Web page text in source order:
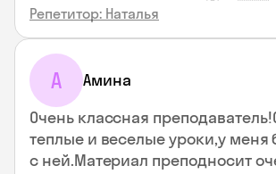
Репетитор: Наталья
А Амина
Очень классная
теплые и веселые уроки,у меня
с ней.Материал преподносит